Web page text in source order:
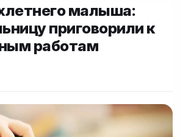
малыша:
приговорили к
работам